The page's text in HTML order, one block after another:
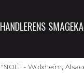
- Wolxheim,